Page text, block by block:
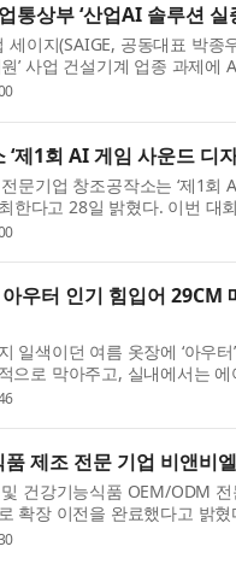
통상부 ‘산업AI 솔루션 실
세이지(SAIGE, 공동대표 박종
원’ 사업 건설기계 업종 과제
설기계 분야 중견...
‘제1회 AI 게임 사운드 디
문기업 창조공작소는 ‘제1
최한다고 28일 밝혔다. 이번
션 플랫폼 라이커스...
우터 인기 힘입어 29CM
일색이던 여름 옷장에 ‘아우
으로 막아주고, 실내에서는
즌 가장 주목받는 ...
품 제조 전문 기업 비앤비
건강기능식품 OEM/ODM
확장 이전을 완료했다고 밝
출 급상승과 사업 규모 확대에